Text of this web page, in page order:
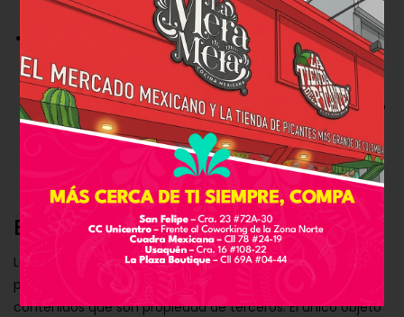
presente un tercero distinto del interesado.
Señalar los contenidos protegidos por los derechos de
propiedad intelectual y su ubicación en la web, la
acreditación de los derechos de propiedad intelectual
señalados y declaración expresa en la que el interesado
se responsabiliza de la veracidad de las informaciones
facilitadas en la notificación.
ENLACES EXTERNOS
Las páginas de la web www.la-meramera.com, podría
proporcionar enlaces a otros sitios web propios y
contenidos que son propiedad de terceros. El único objeto